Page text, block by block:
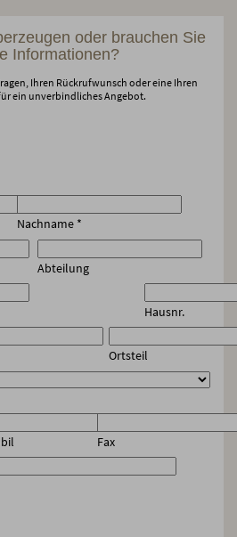
oder brauchen Sie
Informationen?
Ihren Rückrufwunsch oder eine Ihren
ein unverbindliches Angebot.
Nachname *
Abteilung
Hausnr.
Ortsteil
Fax